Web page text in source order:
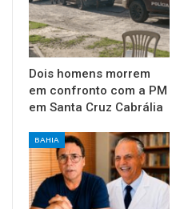
Dois homens morrem
em confronto com a PM
em Santa Cruz Cabrália
BAHIA